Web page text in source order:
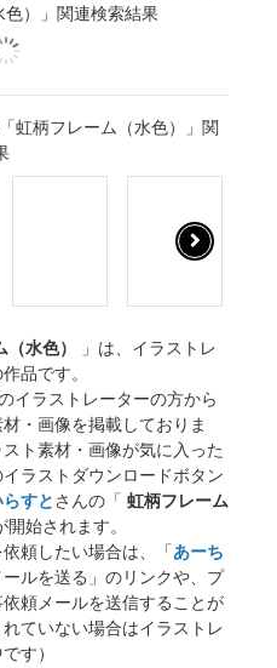
色）」関連検索結果
虹柄フレーム（水色）」関
水色）
」は、イラストレ
品です。
イラストレーターの方から
・画像を掲載しておりま
ト素材・画像が気に入った
ラストダウンロードボタン
すとさんの「 虹柄フレーム
始されます。
頼したい場合は、「あーち
ルを送る」のリンクや、プ
頼メールを送信することが
ていない場合はイラストレ
す）